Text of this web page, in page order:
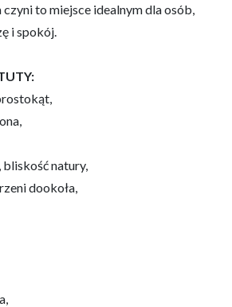
to miejsce idealnym dla osób,
i spokój.
natury,
dookoła,